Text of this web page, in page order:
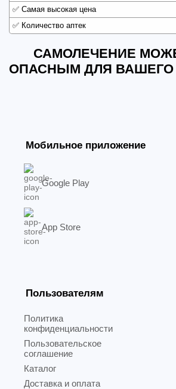
✅ Самая высокая цена
✅ Количество аптек
САМОЛЕЧЕНИЕ
ОПАСНЫМ ДЛЯ ВАШЕГО
Мобильное приложение
Google Play
App Store
Пользователям
Политика
конфиденциальности
Пользовательское
соглашение
Каталог
Доставка и оплата